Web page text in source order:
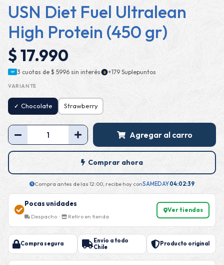
USN Diet Fuel Ultralean
High Protein (450 gr)
$ 17.990
MP 3 cuotas de $ 5996 sin interés· $ +179 Suplepuntos
VARIANTE
Chocolate Strawberry
Agregar al carro
Comprar ahora
Compra antes de las 12:00, recibe hoy conSAMEDAY·04:02:39
Pocas unidades
Despacho · Retiro en tienda
Ver tiendas
Compra segura
Envío a todo
Chile
Producto original